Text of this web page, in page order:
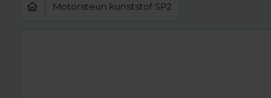
Motorsteun kunststof SP2